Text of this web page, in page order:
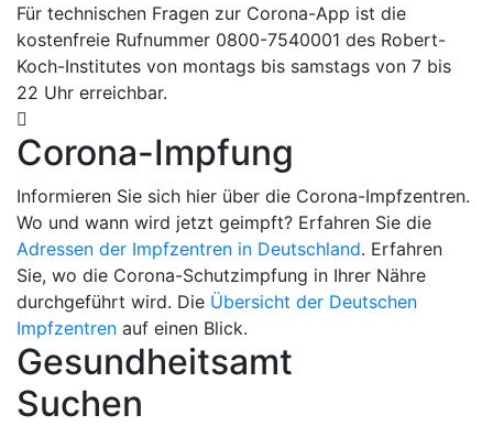
Für technischen Fragen zur Corona-App ist die
kostenfreie Rufnummer 0800-7540001 des Robert-
Koch-Institutes von montags bis samstags von 7 bis
22 Uhr erreichbar.
Corona-Impfung
Informieren Sie sich hier über die Corona-Impfzentren.
Wo und wann wird jetzt geimpft? Erfahren Sie die
Adressen der Impfzentren in Deutschland. Erfahren
Sie, wo die Corona-Schutzimpfung in Ihrer Nähre
durchgeführt wird. Die Übersicht der Deutschen
Impfzentren auf einen Blick.
Gesundheitsamt
Suchen